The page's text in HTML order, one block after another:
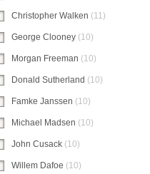
Christopher Walken (11)
George Clooney (10)
Morgan Freeman (10)
Donald Sutherland (10)
Famke Janssen (10)
Michael Madsen (10)
John Cusack (10)
Willem Dafoe (10)